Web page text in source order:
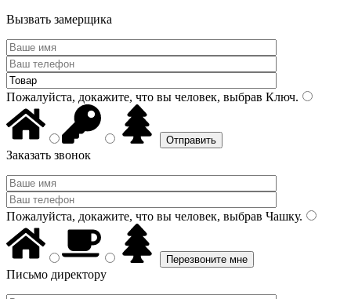
Вызвать замерщика
Пожалуйста, докажите, что вы человек, выбрав Ключ.
Заказать звонок
Пожалуйста, докажите, что вы человек, выбрав Чашку.
Письмо директору